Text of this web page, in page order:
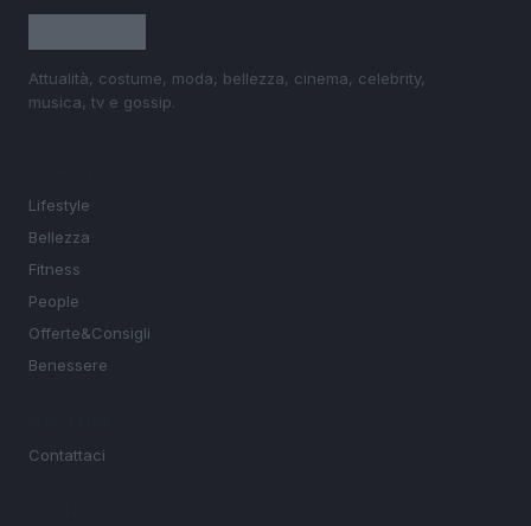
Attualità, costume, moda, bellezza, cinema, celebrity,
musica, tv e gossip.
Lifestyle
Bellezza
Fitness
People
Offerte&Consigli
Benessere
Contattaci